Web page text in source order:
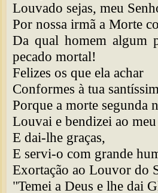
Louvado sejas, meu
Por nossa irmã a Morte
Da qual homem algum
pecado mortal!
Felizes os que ela achar
Conformes à tua
Porque a morte segunda
Louvai e bendizei ao
E dai-lhe graças,
E servi-o com grande
Exortação ao Louvor do
"Temei a Deus e lhe dai